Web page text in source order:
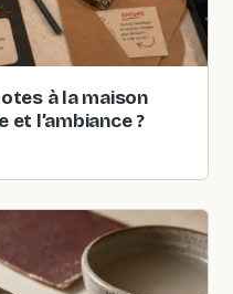
à la maison
l’ambiance ?